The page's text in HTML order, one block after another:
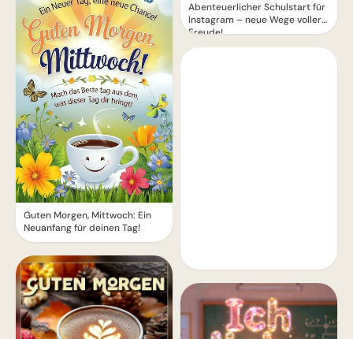
Guten Morgen, Mittwoch: Ein
Neuanfang für deinen Tag!
Abenteuerlicher Schulstart für
Instagram – neue Wege voller
Freude!